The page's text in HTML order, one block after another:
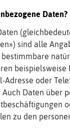
Daten?
sind alle
beispielsweise
Adresse oder
Auch Daten über
zu den